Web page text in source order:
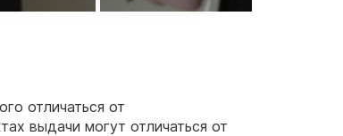
отличаться от
выдачи могут отличаться от